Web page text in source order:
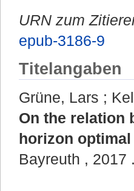
URN zum
epub-3186-9
Titelangaben
Grüne, Lars ;
On the relation
horizon
Bayreuth , 2017